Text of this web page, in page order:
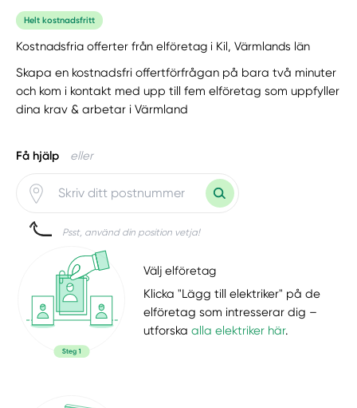
Helt kostnadsfritt
Kostnadsfria offerter från elföretag i Kil, Värmlands län
Skapa en kostnadsfri offertförfrågan på bara två minuter
och kom i kontakt med upp till fem elföretag som uppfyller
dina krav & arbetar i Värmland
Få hjälp eller
Psst, använd din position vetja!
Välj elföretag
Klicka "Lägg till elektriker" på de
elföretag som intresserar dig –
utforskaalla elektriker här.